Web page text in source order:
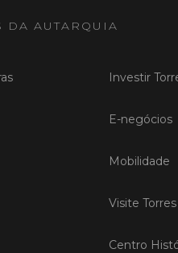
DA AUTARQUIA
Investir
E-negócios
Mobilidade
Visite
Centro